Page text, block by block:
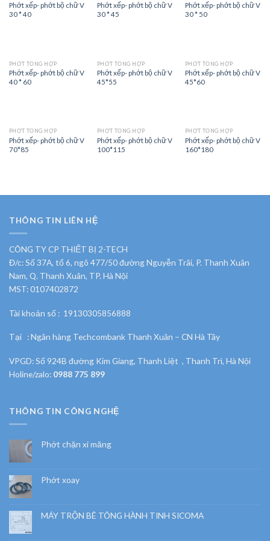
Phớt xếp- phớt bộ chữ V
30 * 40
Phớt xếp- phớt bộ chữ V
30 * 45
Phớt xếp- phớt bộ chữ V
30 * 50
PHỚT TỔNG HỢP
Phớt xếp- phớt bộ chữ V
40 * 60
PHỚT TỔNG HỢP
Phớt xếp- phớt bộ chữ V
45*55
PHỚT TỔNG HỢP
Phớt xếp- phớt bộ chữ V
45*60
PHỚT TỔNG HỢP
Phớt xếp- phớt bộ chữ V
70*85
PHỚT TỔNG HỢP
Phớt xếp- phớt bộ chữ V
100*115
PHỚT TỔNG HỢP
Phớt xếp- phớt bộ chữ V
160*180
THÔNG TIN LIÊN HỆ
CÔNG TY CP THIẾT BỊ 2-TECH
Đ/c: Số 37A, tổ 6, ngõ 477/50 đường Nguyễn Trãi, P. Thanh Xuân
Nam, Q. Thanh Xuân, TP. Hà Nội
MST: 0107402872
Tài khoản số : 19130305856888
Tại : Ngân hàng Techcombank Thanh Xuân – CN Hà Tây
VPGD: Số 924B đường Kim Giang, Thanh Liệt , Thanh Trì, Hà Nội
Holine/zalo: 0988 775 899
THÔNG TIN CÔNG NGHỆ
Phớt chặn xi măng
Phớt xoay
MÁY TRỘN BÊ TÔNG HÀNH TINH SICOMA